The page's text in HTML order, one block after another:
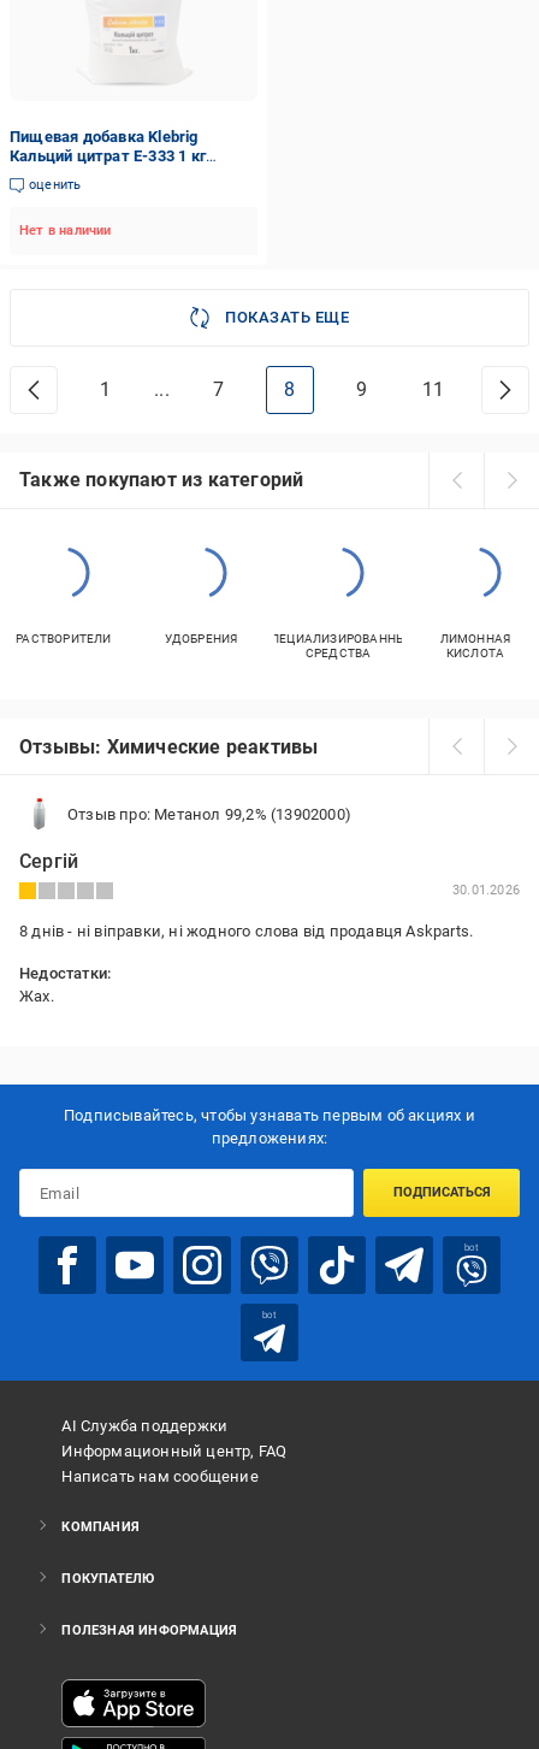
Пищевая добавка Klebrig
Кальций цитрат Е-333 1 кг
(КЛЦЛМНК-1)
оценить
Нет в наличии
ПОКАЗАТЬ ЕЩЕ
1 ... 7 8 9 11
Также покупают из категорий
РАСТВОРИТЕЛИ УДОБРЕНИЯ
СПЕЦИАЛИЗИРОВАННЫЕ
СРЕДСТВА
ЛИМОННАЯ
КИСЛОТА
Отзывы: Химические реактивы
Отзыв про: Метанол 99,2% (13902000)
Сергій
30.01.2026
8 днів - ні віправки, ні жодного слова від продавця Askparts.
Недостатки:
Жах.
Подписывайтесь, чтобы узнавать первым об акцияx и
предложениях:
ПОДПИСАТЬСЯ
bot
bot
AI Служба поддержки
Информационный центр, FAQ
Написать нам сообщение
КОМПАНИЯ
ПОКУПАТЕЛЮ
ПОЛЕЗНАЯ ИНФОРМАЦИЯ